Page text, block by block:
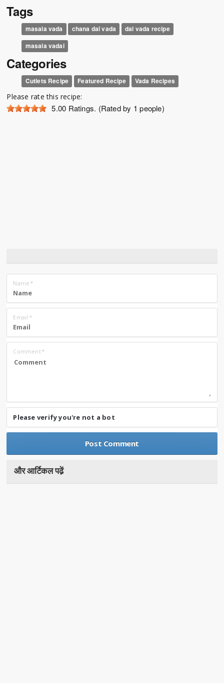
Tags
masala vada chana dal vada
dal vada recipe
masala vadai
Categories
Cutlets Recipe Featured Recipe Vada Recipes
Please rate this recipe:
5.00 Ratings. (Rated by 1 people)
Name *
Email *
Comment*
Please verify you're not a bot
और आर्टिकल पढे़ं